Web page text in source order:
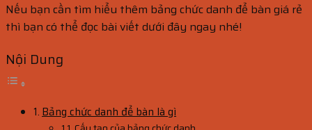
Nếu bạn cần tìm hiểu thêm bảng chức danh để bàn giá rẻ
thì bạn có thể đọc bài viết dưới đây ngay nhé!
Nội Dung
Bảng chức danh để bàn là gì